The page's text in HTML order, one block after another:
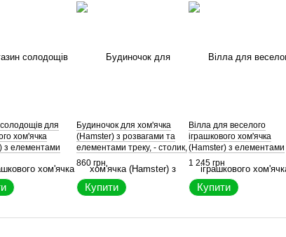
для
хом'ячка
з елементами
аксесуари у
Будиночок для хом'ячка
(Hamster) з розвагами та
елементами треку, - столик,
стільчики, маленький
лабіринт
860 грн
Купити
Вілла для веселого
іграшкового хом'ячка
(Hamster) з елементами
треку, будиночок із двома
поверхами
1 245 грн
Купити